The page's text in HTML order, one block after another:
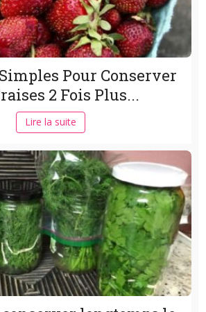
Pour Conserver
2 Fois Plus...
Lire la suite